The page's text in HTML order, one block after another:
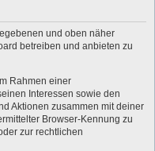
und oben näher
betreiben und anbieten zu
Rahmen einer
Interessen sowie den
Aktionen zusammen mit deiner
Browser-Kennung zu
zur rechtlichen